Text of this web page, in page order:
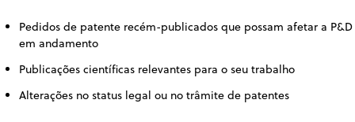
Pedidos de patente recém-publicados que possam afetar a P&D
em andamento
Publicações científicas relevantes para o seu trabalho
Alterações no status legal ou no trâmite de patentes